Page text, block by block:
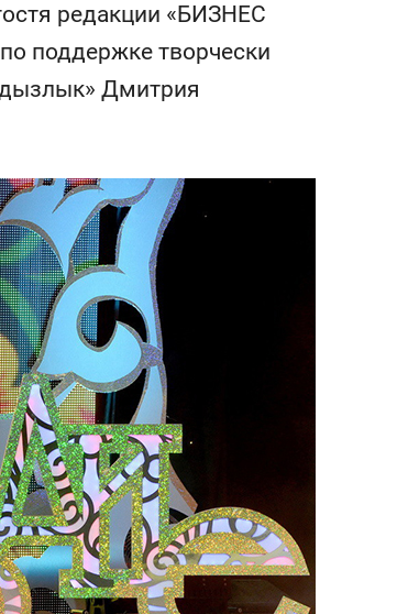
редакции «БИЗНЕС
поддержке творчески
Дмитрия
–
Дизайнер-прораб
Наседкина: «Ремонт